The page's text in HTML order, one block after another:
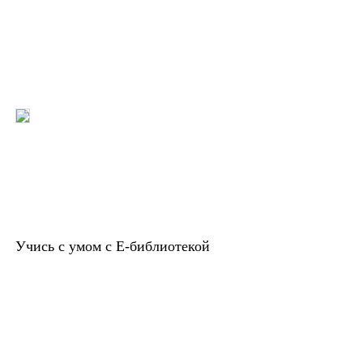
Учись с умом с Е-библиотекой